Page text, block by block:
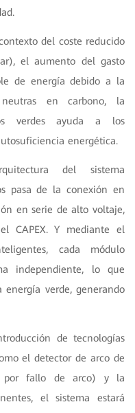
del coste reducido
el aumento del gasto
de energía debido a la
en carbono, la
verdes ayuda a los
energética.
del sistema
pasa de la conexión en
en serie de alto voltaje,
CAPEX. Y mediante el
cada módulo
independiente, lo que
verde, generando
de tecnologías
el detector de arco de
por fallo de arco) y la
el sistema estará